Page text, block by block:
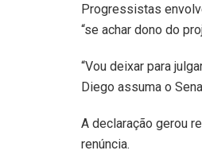
Progressistas
“se achar dono do
“Vou deixar para
Diego assuma o
A declaração gerou
renúncia.